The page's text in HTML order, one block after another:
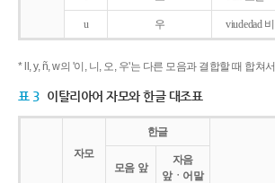
u 우 viudedad
* ll, y, ñ, w의 '이, 니, 오, 우'는 다른 모음과 결합할 때 합쳐
표 3 이탈리아어 자모와 한글 대조표
자모
한글
모음 앞
자음
앞ㆍ어말